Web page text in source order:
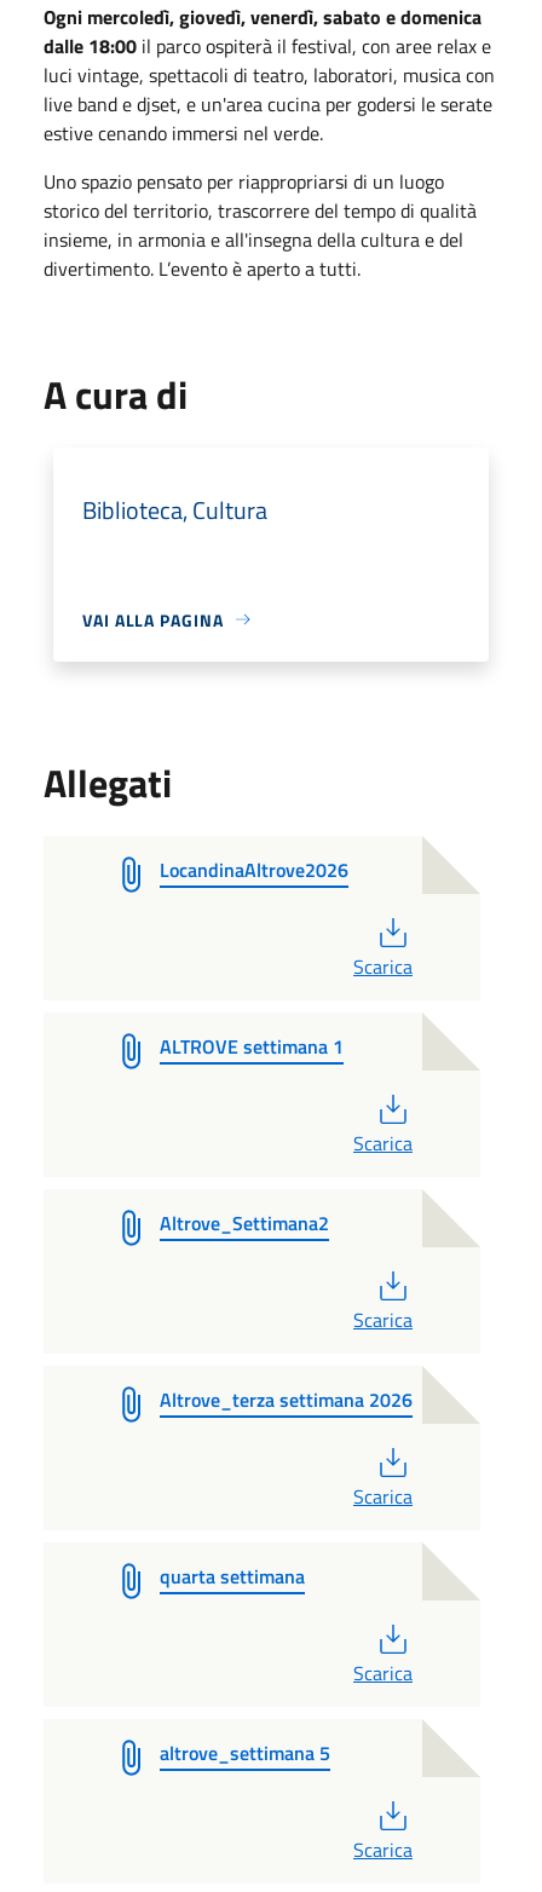
Ogni mercoledì, giovedì, venerdì, sabato e domenica
dalle 18:00 il parco ospiterà il festival, con aree relax e
luci vintage, spettacoli di teatro, laboratori, musica con
live band e djset, e un'area cucina per godersi le serate
estive cenando immersi nel verde.
Uno spazio pensato per riappropriarsi di un luogo
storico del territorio, trascorrere del tempo di qualità
insieme, in armonia e all'insegna della cultura e del
divertimento. L’evento è aperto a tutti.
A cura di
Biblioteca, Cultura
VAI ALLA PAGINA
Allegati
LocandinaAltrove2026
Scarica
ALTROVE settimana 1
Scarica
Altrove_Settimana2
Scarica
Altrove_terza settimana 2026
Scarica
quarta settimana
Scarica
altrove_settimana 5
Scarica